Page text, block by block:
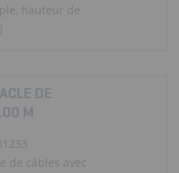
hauteur de
DE
M
de câbles avec